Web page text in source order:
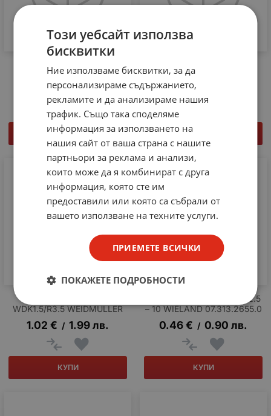
Крайна плочка AP 6 /V0
Wieland 07.311.0255.0
0.77 € 1.51 лв.
КУПИ
2.5 WEIDMULLER
0.82 €
КУПИ
WDK1.5/R3.5 WEIDMULLER
1.02 € / 1.99лв.
КУПИ
Крайна плочка TW / WT 2.5
– 10 WIELAND 07.313.2655.0
0.46€ / 0.90 лв.
КУПИ
Този уебсайт използва
бисквитки
Ние използваме бисквитки, за да
персонализираме съдържанието,
рекламите и да анализираме нашия
трафик. Също така споделяме
информация за използването на
нашия сайт от ваша страна с нашите
партньори за реклама и анализи,
които може да я комбинират с друга
информация, която сте им
предоставили или която са събрали от
вашето използване на техните услуги.
ПРИЕМЕТЕ ВСИЧКИ
ПОКАЖЕТЕ ПОДРОБНОСТИ